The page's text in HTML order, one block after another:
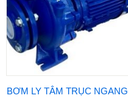
BƠM LY TÂM TRỤC NGANG